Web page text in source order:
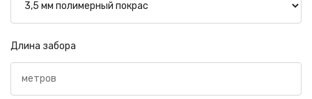
Длина забора